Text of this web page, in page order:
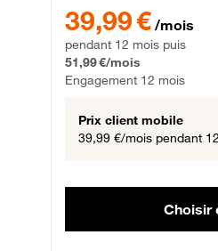
39,99 € /mois
pendant 12 mois puis
51,99 €/mois
Engagement 12 mois
Prix client mobile
39,99 €/mois pendant
Choisir